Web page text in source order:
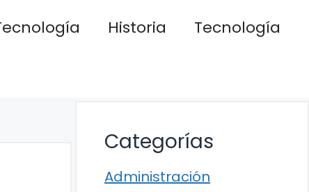
Historia
Tecnología
Categorías
Administración